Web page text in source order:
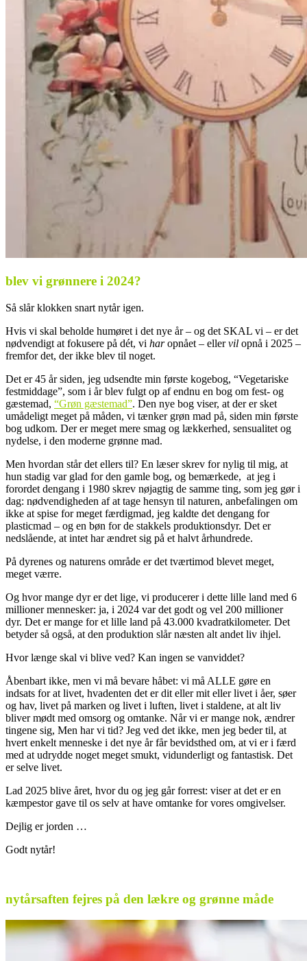
blev vi grønnere i 2024?
Så slår klokken snart nytår igen.
Hvis vi skal beholde humøret i det nye år – og det SKAL vi – er det
nødvendigt at fokusere på dét, vi haropnået – ellervil opnå i 2025 –
fremfor det, der ikke blev til noget.
Det er 45 år siden, jeg udsendte min første kogebog, “Vegetariske
festmiddage”, som i år blev fulgt op af endnu en bog om fest- og
gæstemad, “Grøn gæstemad”. Den nye bog viser, at der er sket
umådeligt meget på måden, vi tænker grøn mad på, siden min første
bog udkom. Der er meget mere smag og lækkerhed, sensualitet og
nydelse, i den moderne grønne mad.
Men hvordan står det ellers til? En læser skrev for nylig til mig, at
hun stadig var glad for den gamle bog, og bemærkede, at jeg i
forordet dengang i 1980 skrev nøjagtig de samme ting, som jeg gør i
dag: nødvendigheden af at tage hensyn til naturen, anbefalingen om
ikke at spise for meget færdigmad, jeg kaldte det dengang for
plasticmad – og en bøn for de stakkels produktionsdyr. Det er
nedslående, at intet har ændret sig på et halvt århundrede.
På dyrenes og naturens område er det tværtimod blevet meget,
meget værre.
Og hvor mange dyr er det lige, vi producerer i dette lille land med 6
millioner mennesker: ja, i 2024 var det godt og vel 200 millioner
dyr. Det er mange for et lille land på 43.000 kvadratkilometer. Det
betyder så også, at den produktion slår næsten alt andet liv ihjel.
Hvor længe skal vi blive ved? Kan ingen se vanviddet?
Åbenbart ikke, men vi må bevare håbet: vi må ALLE gøre en
indsats for at livet, hvadenten det er dit eller mit eller livet i åer, søer
og hav, livet på marken og livet i luften, livet i staldene, at alt liv
bliver mødt med omsorg og omtanke. Når vi er mange nok, ændrer
tingene sig, Men har vi tid? Jeg ved det ikke, men jeg beder til, at
hvert enkelt menneske i det nye år får bevidsthed om, at vi er i færd
med at udrydde noget meget smukt, vidunderligt og fantastisk. Det
er selve livet.
Lad 2025 blive året, hvor du og jeg går forrest: viser at det er en
kæmpestor gave til os selv at have omtanke for vores omgivelser.
Dejlig er jorden …
Godt nytår!
nytårsaften fejres på den lækre og grønne måde